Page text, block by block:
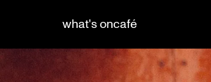
what's oncafé